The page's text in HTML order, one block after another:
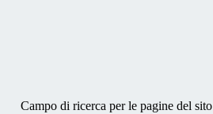
Campo di ricerca per le pagine del sito